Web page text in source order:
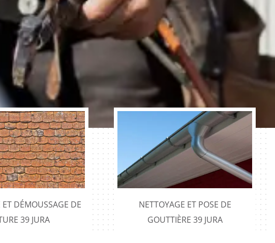
ET DÉMOUSSAGE DE
39 JURA
NETTOYAGE ET POSE DE
GOUTTIÈRE 39 JURA